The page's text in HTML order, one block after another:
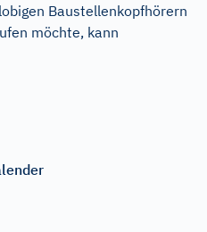
Baustellenkopfhörern
möchte, kann